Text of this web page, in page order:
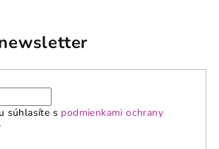
súhlasíte s podmienkami ochrany